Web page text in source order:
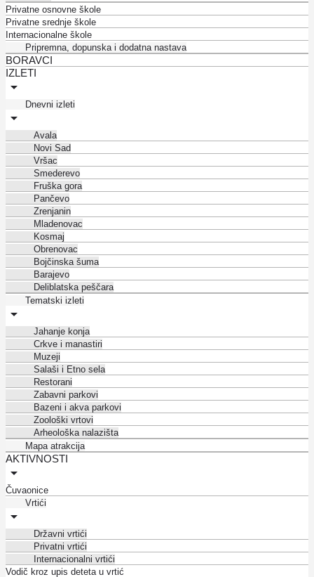
Privatne osnovne škole
Privatne srednje škole
Internacionalne škole
Pripremna, dopunska i dodatna nastava
BORAVCI
IZLETI
Dnevni izleti
Avala
Novi Sad
Vršac
Smederevo
Fruška gora
Pančevo
Zrenjanin
Mladenovac
Kosmaj
Obrenovac
Bojčinska šuma
Barajevo
Deliblatska peščara
Tematski izleti
Jahanje konja
Crkve i manastiri
Muzeji
Salaši i Etno sela
Restorani
Zabavni parkovi
Bazeni i akva parkovi
Zoološki vrtovi
Arheološka nalazišta
Mapa atrakcija
AKTIVNOSTI
Čuvaonice
Vrtići
Državni vrtići
Privatni vrtići
Internacionalni vrtići
Vodič kroz upis deteta u vrtić